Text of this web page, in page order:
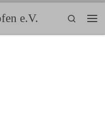
e.V.
Search